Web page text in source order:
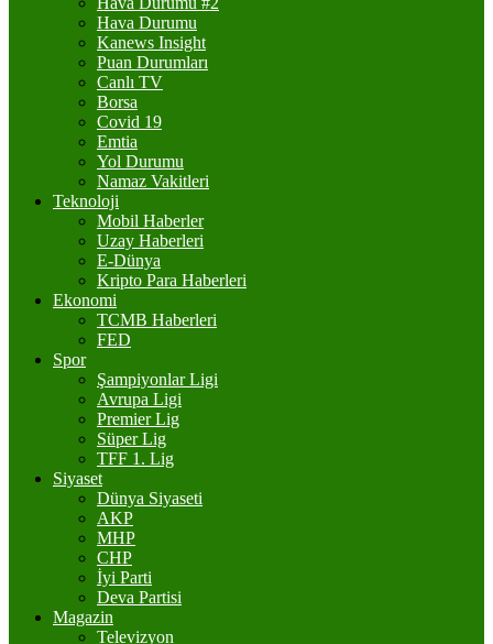
Hava Durumu
Kanews Insight
Puan Durumları
Canlı TV
Borsa
Covid 19
Emtia
Yol Durumu
Namaz Vakitleri
Teknoloji
Mobil Haberler
Uzay Haberleri
E-Dünya
Kripto Para Haberleri
Ekonomi
TCMB Haberleri
FED
Spor
Şampiyonlar Ligi
Avrupa Ligi
Premier Lig
Süper Lig
TFF 1. Lig
Siyaset
Dünya Siyaseti
AKP
MHP
CHP
İyi Parti
Deva Partisi
Magazin
Televizyon